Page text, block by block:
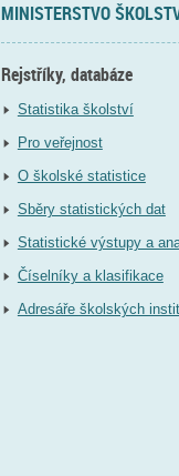
MINISTERSTVO
Rejstříky, databáze
Statistika školství
Pro veřejnost
O školské statistice
Sběry statistických dat
Statistické výstupy a
Číselníky a klasifikace
Adresáře školských